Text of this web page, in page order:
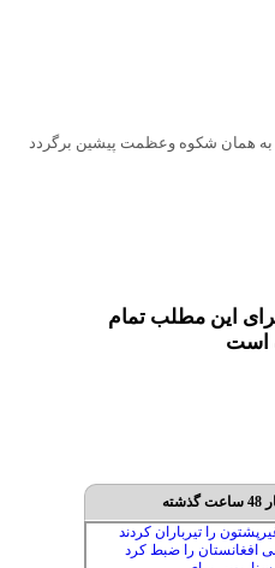
همان شکوه وعظمت پیشین برگردد
این مطلب تمام
است